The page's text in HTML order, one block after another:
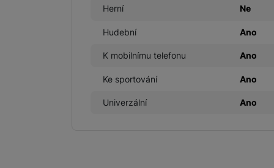
Marketingové cookies
Herní Ne
Hudební Ano
K mobilnímu telefonu Ano
Ke sportování Ano
Univerzální Ano